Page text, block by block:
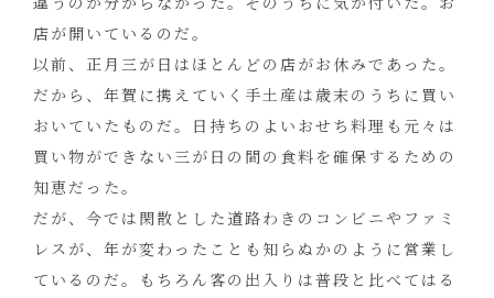
店が開いているのだ。
以前、正月三が日はほとんどの店がお休みであった。
だから、年賀に携えていく手土産は歳末のうちに買い
おいていたものだ。日持ちのよいおせち料理も元々は
買い物ができない三が日の間の食料を確保するための
知恵だった。
だが、今では閑散とした道路わきのコンビニやファミ
レスが、年が変わったことも知らぬかのように営業し
ているのだ。もちろん客の出入りは普段と比べてはる